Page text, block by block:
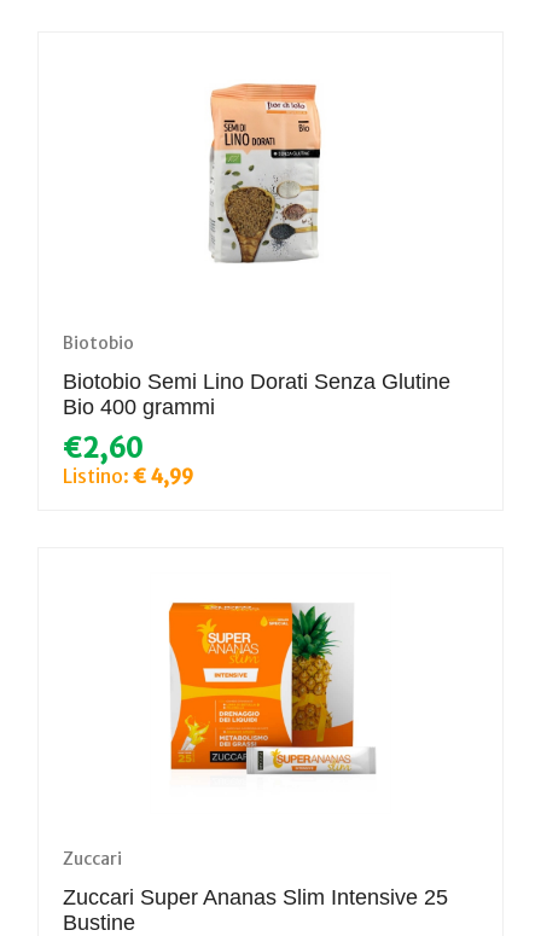
Biotobio
Biotobio Semi Lino Dorati Senza Glutine
Bio 400 grammi
€2,60
Listino: € 4,99
Zuccari
Zuccari Super Ananas Slim Intensive 25
Bustine